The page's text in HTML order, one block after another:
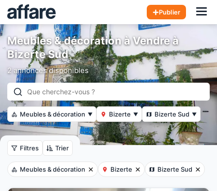
Publier
Meubles & décoration à Vendre à
Bizerte Sud
2 annonces disponibles
Meubles & décoration ▼ Bizerte ▼ Bizerte Sud ▼
Filtres Trier
Meubles & décoration Bizerte Bizerte Sud